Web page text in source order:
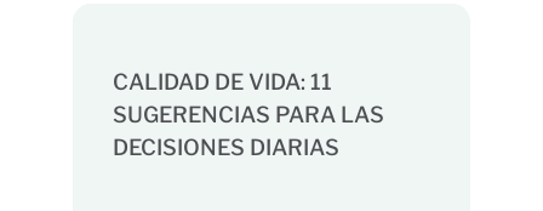
CALIDAD DE VIDA: 11
SUGERENCIAS PARA LAS
DECISIONES DIARIAS